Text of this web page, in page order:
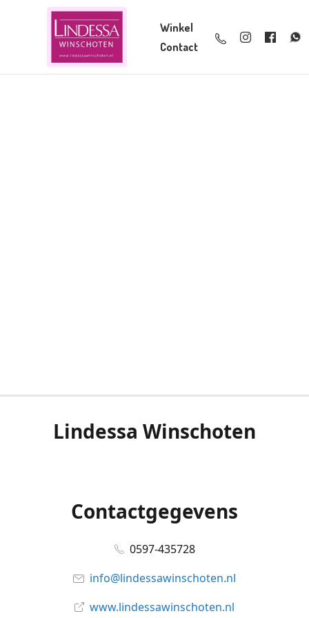
Winkel
Contact
Lindessa Winschoten
Contactgegevens
0597-435728
info@lindessawinschoten.nl
www.lindessawinschoten.nl